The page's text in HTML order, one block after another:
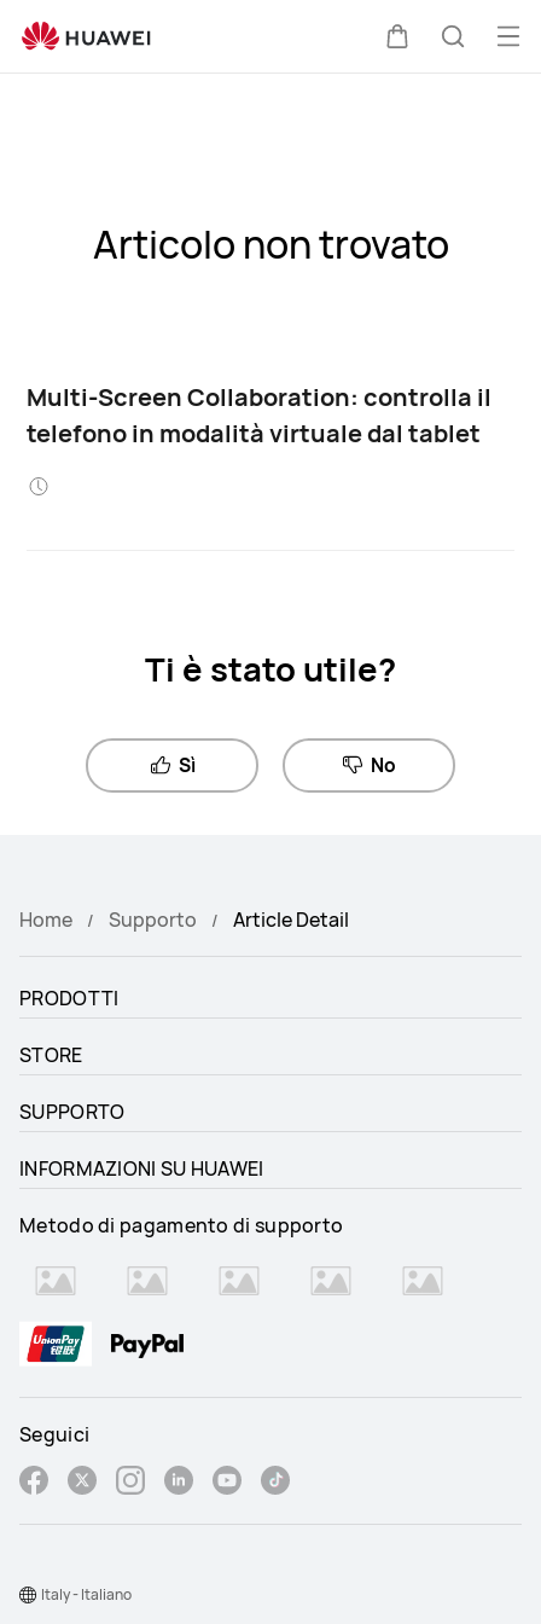
Apri
Articolo non trovato
Multi-Screen Collaboration: controlla il
telefono in modalità virtuale dal tablet
Ti è stato utile?
Sì No
Home Supporto Article Detail
PRODOTTI
STORE
SUPPORTO
INFORMAZIONI SU HUAWEI
Metodo di pagamento di supporto
Seguici
Italy - Italiano